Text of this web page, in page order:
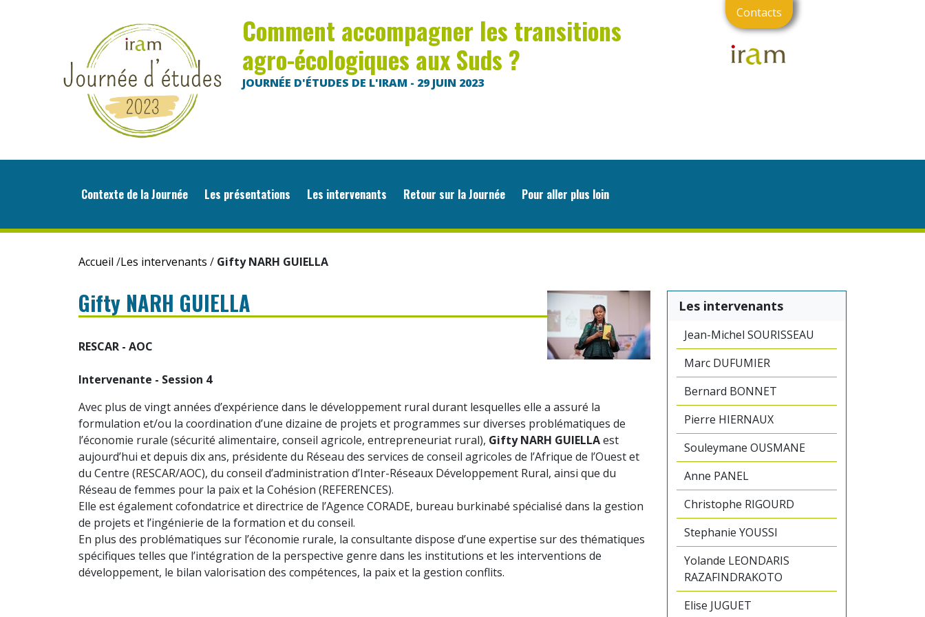
Comment accompagner les transitions
agro-écologiques aux Suds ?
JOURNÉE D'ÉTUDES DE L'IRAM - 29 JUIN 2023
Contacts
Contexte de la Journée Les présentations Les intervenants Retour sur la Journée Pour aller plus loin
Accueil /Les intervenants / Gifty NARH GUIELLA
Gifty NARH GUIELLA
RESCAR - AOC
Intervenante - Session 4
Avec plus de vingt années d’expérience dans le développement rural durant lesquelles elle a assuré la
formulation et/ou la coordination d’une dizaine de projets et programmes sur diverses problématiques de
l’économie rurale (sécurité alimentaire, conseil agricole, entrepreneuriat rural), Gifty NARH GUIELLAest
aujourd’hui et depuis dix ans, présidente du Réseau des services de conseil agricoles de l’Afrique de l’Ouest et
du Centre (RESCAR/AOC), du conseil d’administration d’Inter-Réseaux Développement Rural, ainsi que du
Réseau de femmes pour la paix et la Cohésion (REFERENCES).
Elle est également cofondatrice et directrice de l’Agence CORADE, bureau burkinabé spécialisé dans la gestion
de projets et l’ingénierie de la formation et du conseil.
En plus des problématiques sur l’économie rurale, la consultante dispose d’une expertise sur des thématiques
spécifiques telles que l’intégration de la perspective genre dans les institutions et les interventions de
développement, le bilan valorisation des compétences, la paix et la gestion conflits.
Les intervenants
Jean-Michel SOURISSEAU
Marc DUFUMIER
Bernard BONNET
Pierre HIERNAUX
Souleymane OUSMANE
Anne PANEL
Christophe RIGOURD
Stephanie YOUSSI
Yolande LEONDARIS
RAZAFINDRAKOTO
Elise JUGUET